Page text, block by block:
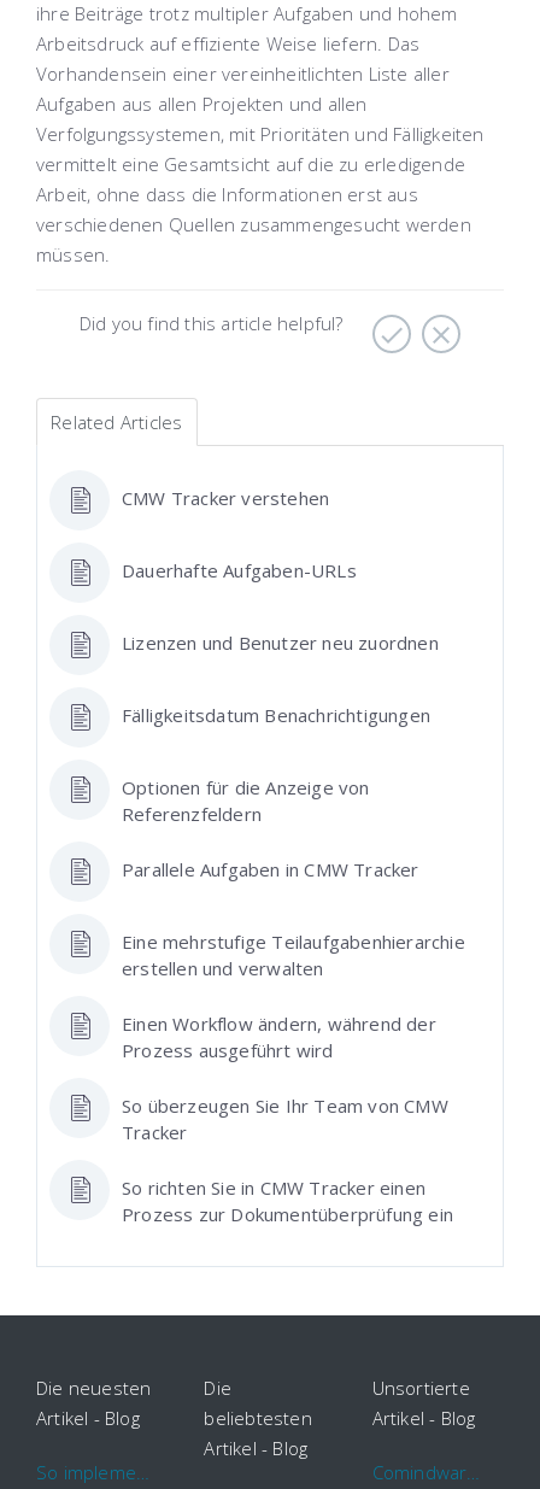
ihre Beiträge trotz multipler Aufgaben und hohem
Arbeitsdruck auf effiziente Weise liefern. Das
Vorhandensein einer vereinheitlichten Liste aller
Aufgaben aus allen Projekten und allen
Verfolgungssystemen, mit Prioritäten und Fälligkeiten
vermittelt eine Gesamtsicht auf die zu erledigende
Arbeit, ohne dass die Informationen erst aus
verschiedenen Quellen zusammengesucht werden
müssen.
Did you find this article helpful?
Related Articles
CMW Tracker verstehen
Dauerhafte Aufgaben-URLs
Lizenzen und Benutzer neu zuordnen
Fälligkeitsdatum Benachrichtigungen
Optionen für die Anzeige von
Referenzfeldern
Parallele Aufgaben in CMW Tracker
Eine mehrstufige Teilaufgabenhierarchie
erstellen und verwalten
Einen Workflow ändern, während der
Prozess ausgeführt wird
So überzeugen Sie Ihr Team von CMW
Tracker
So richten Sie in CMW Tracker einen
Prozess zur Dokumentüberprüfung ein
Die neuesten
Artikel - Blog
Die
beliebtesten
Artikel - Blog
Unsortierte
Artikel - Blog